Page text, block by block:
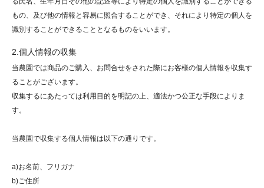
田村柿(干し柿用の渋柿)
ご注文の流れ
青木農園のご案内
お支払方法について
配送方法・送料について
もの、及び他の情報と容易に照合することができ、それにより特定の個人を
識別することができることとなるものをいいます。
2.個人情報の収集
当農園では商品のご購入、お問合せをされた際にお客様の個人情報を収集す
ることがございます。
収集するにあたっては利用目的を明記の上、適法かつ公正な手段によりま
す。
当農園で収集する個人情報は以下の通りです。
a)お名前、フリガナ
b)ご住所